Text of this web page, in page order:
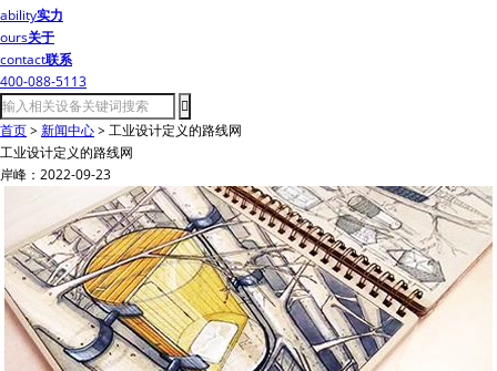
ability实力
ours关于
contact联系
400-088-5113
首页> 新闻中心> 工业设计定义的路线网
工业设计定义的路线网
岸峰：2022-09-23